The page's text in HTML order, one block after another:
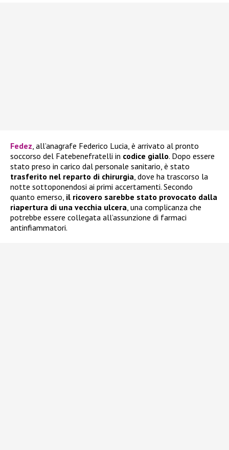
Fedez , all’anagrafe Federico Lucia, è arrivato al pronto
soccorso del Fatebenefratelli in codice giallo. Dopo essere
stato preso in carico dal personale sanitario, è stato
trasferito nel reparto di chirurgia , dove ha trascorso la
notte sottoponendosi ai primi accertamenti. Secondo
quanto emerso, il ricovero sarebbe stato provocato dalla
riapertura di una vecchia ulcera , una complicanza che
potrebbe essere collegata all’assunzione di farmaci
antinfiammatori.